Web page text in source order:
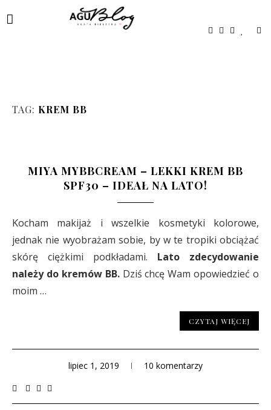
TAG: KREM BB
MIYA MYBBCREAM – LEKKI KREM BB
SPF30 – IDEAŁ NA LATO!
Kocham makijaż i wszelkie kosmetyki kolorowe,
jednak nie wyobrażam sobie, by w te tropiki obciążać
skórę ciężkimi podkładami. Lato zdecydowanie
należy do kremów BB.Dziś chcę Wam opowiedzieć o
moim …
CZYTAJ WIĘCEJ
lipiec 1, 2019 10 komentarzy